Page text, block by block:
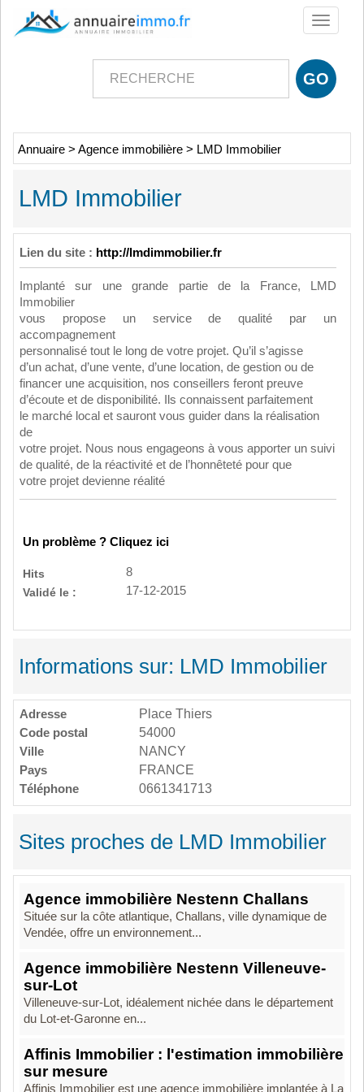
Toggle
Annuaire > Agence immobilière > LMD Immobilier
LMD Immobilier
Lien du site : http://lmdimmobilier.fr
Implanté sur une grande partie de la France, LMD
Immobilier
vous propose un service de qualité par un
accompagnement
personnalisé tout le long de votre projet. Qu’il s’agisse
d’un achat, d’une vente, d’une location, de gestion ou de
financer une acquisition, nos conseillers feront preuve
d’écoute et de disponibilité. Ils connaissent parfaitement
le marché local et sauront vous guider dans la réalisation
de
votre projet. Nous nous engageons à vous apporter un suivi
de qualité, de la réactivité et de l’honnêteté pour que
votre projet devienne réalité
Un problème ? Cliquez ici
Hits
8
Validé le :
17-12-2015
Informations sur: LMD Immobilier
Adresse
Place Thiers
Code postal
54000
Ville
NANCY
Pays
FRANCE
Téléphone
0661341713
Sites proches de LMD Immobilier
Agence immobilière Nestenn Challans
Située sur la côte atlantique, Challans, ville dynamique de
Vendée, offre un environnement...
Agence immobilière Nestenn Villeneuve-
sur-Lot
Villeneuve-sur-Lot, idéalement nichée dans le département
du Lot-et-Garonne en...
Affinis Immobilier : l'estimation immobilière
sur mesure
Affinis Immobilier est une agence immobilière implantée à La